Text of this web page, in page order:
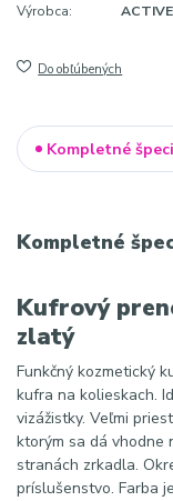
Výrobca:
Do obľúbených
Kompletné
Kompletné
Kufrový
zlatý
Funkčný kozmetický
kufra na kolieskach.
vizážistky. Veľmi
ktorým sa dá vhodne
stranách zrkadla.
príslušenstvo. Farba